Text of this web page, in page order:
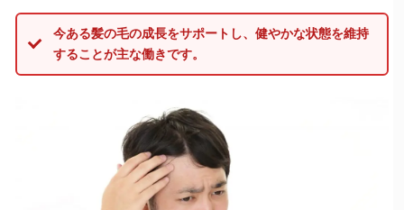
今ある髪の毛の成長をサポートし、健やかな状態を維持
することが主な働きです。